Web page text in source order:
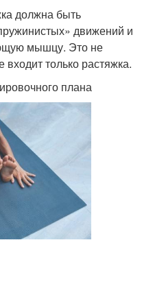
должна быть
движений и
мышцу. Это не
входит только растяжка.
плана